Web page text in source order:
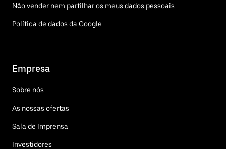
Não vender nem partilhar os meus dados pessoais
Política de dados da Google
Empresa
Sobre nós
As nossas ofertas
Sala de Imprensa
Investidores